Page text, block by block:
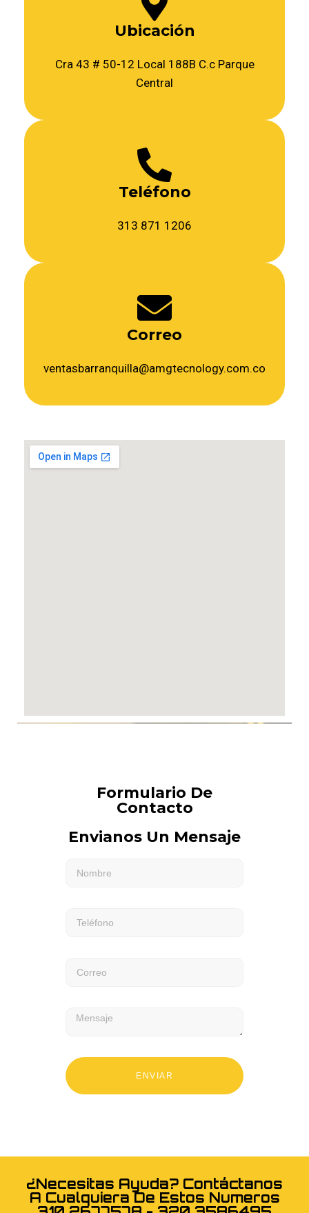
Ubicación
Cra 43 # 50-12 Local 188B C.c Parque
Central
Teléfono
313 871 1206
Correo
ventasbarranquilla@amgtecnology.com.co
Formulario De
Contacto
Envianos Un Mensaje
ENVIAR
¿Necesitas Ayuda? Contáctanos
A Cualquiera De Estos Numeros